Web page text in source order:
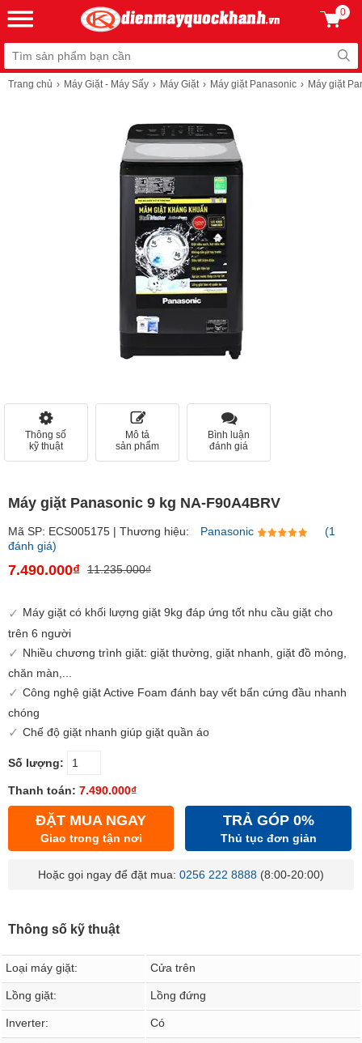
0
Trang chủ Máy Giặt - Máy Sấy Máy Giặt Máy giặt Panasonic Máy giặt
Thông số
kỹ thuật
Mô tả
sản phẩm
Bình luận
đánh giá
Máy giặt Panasonic 9 kg NA-F90A4BRV
Mã SP: ECS005175 | Thương hiệu: Panasonic
(1
đánh giá)
7.490.000₫ 11.235.000₫
Máy giặt có khối lượng giặt 9kg đáp ứng tốt nhu cầu giặt cho
trên 6 người
Nhiều chương trình giặt: giặt thường, giặt nhanh, giặt đồ mỏng,
chăn màn,...
Công nghệ giặt Active Foam đánh bay vết bẩn cứng đầu nhanh
chóng
Chế độ giặt nhanh giúp giặt quần áo
Số lượng:
Thanh toán: 7.490.000₫
ĐẶT MUA NGAY
Giao trong tận nơi
TRẢ GÓP 0%
Thủ tục đơn giản
Hoặc gọi ngay để đặt mua: 0256 222 8888 (8:00-20:00)
Thông số kỹ thuật
Loại máy giặt: Cửa trên
Lồng giặt: Lồng đứng
Inverter: Có